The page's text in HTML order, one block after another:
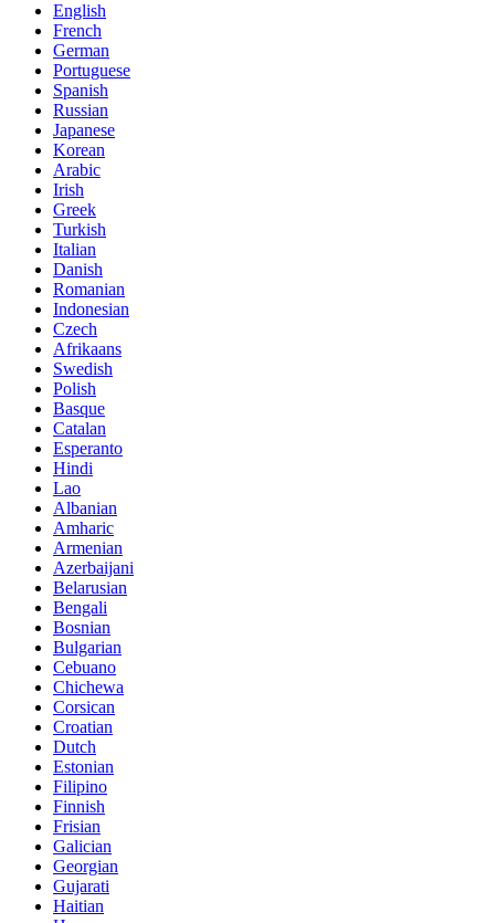
English
French
German
Portuguese
Spanish
Russian
Japanese
Korean
Arabic
Irish
Greek
Turkish
Italian
Danish
Romanian
Indonesian
Czech
Afrikaans
Swedish
Polish
Basque
Catalan
Esperanto
Hindi
Lao
Albanian
Amharic
Armenian
Azerbaijani
Belarusian
Bengali
Bosnian
Bulgarian
Cebuano
Chichewa
Corsican
Croatian
Dutch
Estonian
Filipino
Finnish
Frisian
Galician
Georgian
Gujarati
Haitian